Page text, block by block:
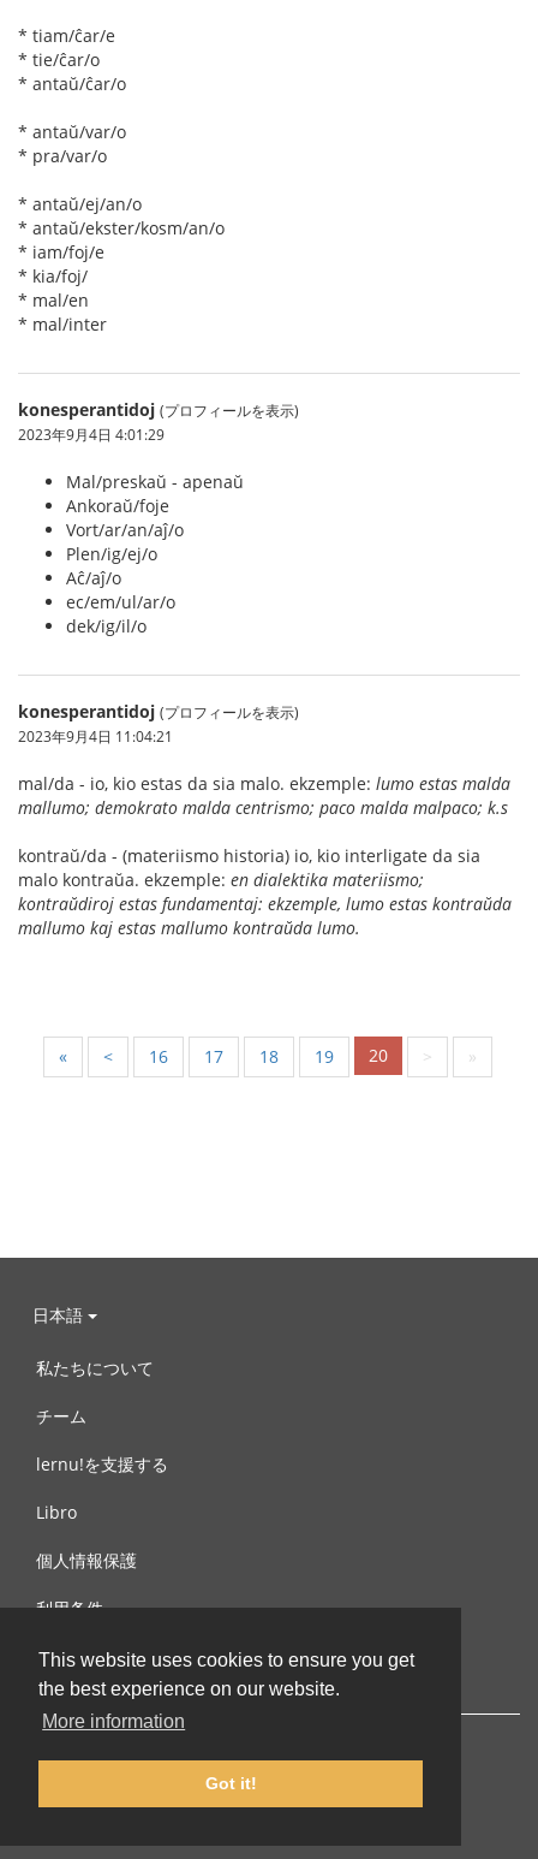
This website uses cookies to ensure you get
the best experience on our website.
More information
Got it!
* tiam/ĉar/e
* tie/ĉar/o
* antaŭ/ĉar/o
* antaŭ/var/o
* pra/var/o
* antaŭ/ej/an/o
* antaŭ/ekster/kosm/an/o
* iam/foj/e
* kia/foj/
* mal/en
* mal/inter
konesperantidoj (プロフィールを表示)
2023年9月4日 4:01:29
Mal/preskaŭ - apenaŭ
Ankoraŭ/foje
Vort/ar/an/aĵ/o
Plen/ig/ej/o
Aĉ/aĵ/o
ec/em/ul/ar/o
dek/ig/il/o
konesperantidoj (プロフィールを表示)
2023年9月4日 11:04:21
mal/da - io, kio estas da sia malo. ekzemple: lumo estas malda
mallumo; demokrato malda centrismo; paco malda malpaco; k.s
kontraŭ/da - (materiismo historia) io, kio interligate da sia
malo kontraŭa. ekzemple: en dialektika materiismo;
kontraŭdiroj estas fundamentaj: ekzemple, lumo estas kontraŭda
mallumo kaj estas mallumo kontraŭda lumo.
« < 16 17 18 19 20 > »
日本語
私たちについて
チーム
lernu!を支援する
Libro
個人情報保護
利用条件
お問合せ
© 2002-2026 lernu.net |Impressum